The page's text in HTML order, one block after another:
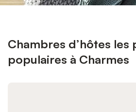
Chambres d’hôtes les
populaires à Charmes